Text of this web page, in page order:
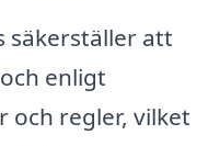
säkerställer att
enligt
och regler, vilket